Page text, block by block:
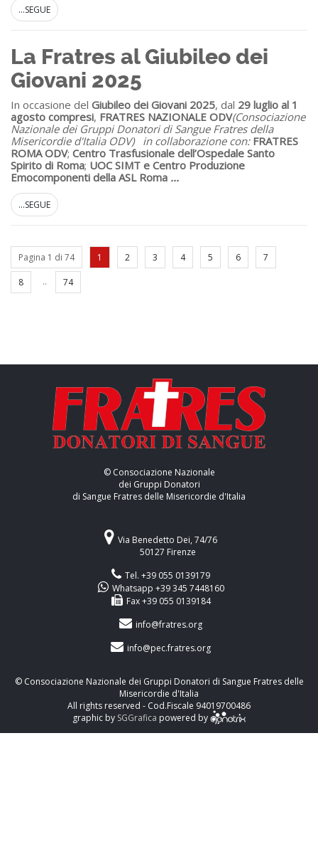
...SEGUE
La Fratres al Giubileo dei
Giovani 2025
In occasione del Giubileo dei Giovani 2025, dal 29 luglio al 1
agosto compresi, FRATRES NAZIONALE ODV(Consociazione
Nazionale dei Gruppi Donatori di Sangue Fratres della
Misericordie d'Italia ODV)
in collaborazione con: FRATRES
ROMA ODV; Centro Trasfusionale dell’Ospedale Santo
Spirito di Roma; UOC SIMT e Centro Produzione
Emocomponenti della ASL Roma ...
...SEGUE
Pagina 1 di 74 1 2 3 4 5 6 7
8 .. 74
© Consociazione Nazionale
dei Gruppi Donatori
di Sangue Fratres delle Misericordie d'Italia
Via Benedetto Dei, 74/76
50127 Firenze
Tel. +39 055 0139179
Whatsapp +39 345 7448160
Fax +39 055 0139184
info@fratres.org
info@pec.fratres.org
© Consociazione Nazionale dei Gruppi Donatori di Sangue Fratres delle
Misericordie d'Italia
All rights reserved - Cod.Fiscale 94019700486
graphic by SGGrafica powered by